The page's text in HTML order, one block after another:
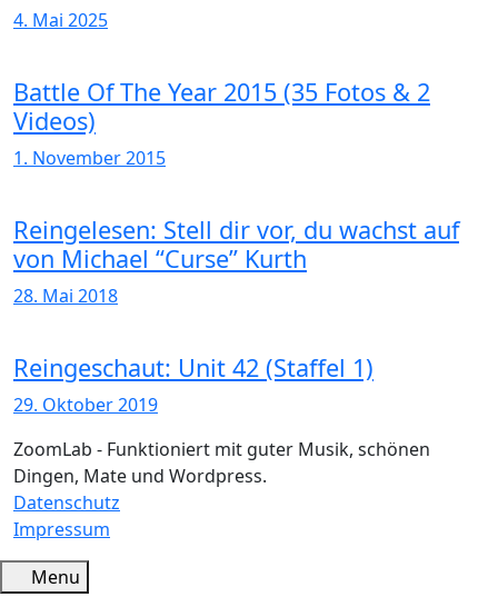
4. Mai 2025
Battle Of The Year 2015 (35 Fotos & 2
Videos)
1. November 2015
Reingelesen: Stell dir vor, du wachst auf
von Michael “Curse” Kurth
28. Mai 2018
Reingeschaut: Unit 42 (Staffel 1)
29. Oktober 2019
ZoomLab - Funktioniert mit guter Musik, schönen
Dingen, Mate und Wordpress.
Datenschutz
Impressum
Menu